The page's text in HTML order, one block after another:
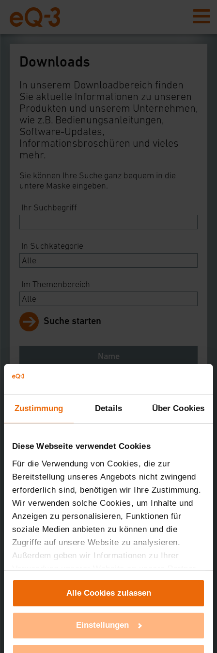
Zustimmung Details Über Cookies
Diese Webseite verwendet Cookies
Für die Verwendung von Cookies, die zur
Bereitstellung unseres Angebots nicht zwingend
erforderlich sind, benötigen wir Ihre Zustimmung.
Wir verwenden solche Cookies, um Inhalte und
Anzeigen zu personalisieren, Funktionen für
soziale Medien anbieten zu können und die
Zugriffe auf unsere Website zu analysieren.
Außerdem geben wir Informationen zu Ihrer
Verwendung unserer Website an unsere Partner
für soziale Medien, Werbung und Analysen weiter.
Unsere Partner führen diese Informationen
möglicherweise mit weiteren Daten zusammen,
die Sie ihnen bereitgestellt haben oder die sie im
haben. Mit einem Klick auf „Alle Cookies
Alle Cookies zulassen
Einstellungen
Downloads
In unserem Downloadbereich finden
Sie aktuelle Informationen zu unseren
Produkten und unserem Unternehmen,
wie z.B. Bedienungsanleitungen,
Software-Updates,
Informationsbroschüren und vieles
mehr.
Sie können Ihre Suche ganz bequem in die
untere Maske eingeben.
Ihr Suchbegriff
In Suchkategorie
Im Themenbereich
Suche starten
Name
Download
Downloads-Art:Produktdatenblatt
14.03.2019
214,36 KB
Technischer Support
Sie benötigen technischen Support bei einem
unserer Produkte?
mehr Infos